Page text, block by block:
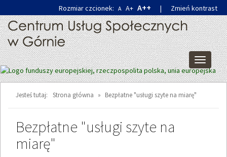
do
głównej
treści
do
wyszukiwarki
Rozmiar czcionek: A A+ A++ | Zmień kontrast
Przełącz
Jesteś tutaj: Strona główna » Bezpłatne "usługi szyte na miarę"
Bezpłatne "usługi szyte na
miarę"